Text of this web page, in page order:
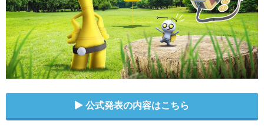
公式発表の内容はこちら